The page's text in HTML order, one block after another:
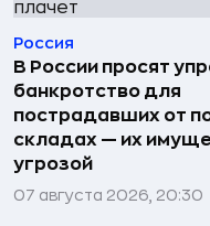
Россия
В России просят
банкротство для
пострадавших от
складах — их
угрозой
07 августа 2026, 20:30